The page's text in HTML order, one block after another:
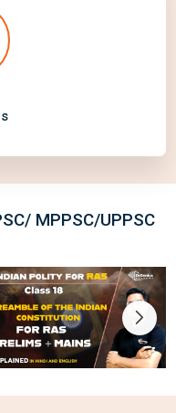
MPPSC/UPPSC
Title text